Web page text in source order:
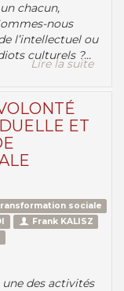
chacun,
nous
l’intellectuel ou
culturels ?...
Lire la suite
ET
sociale
Frank KALISZ
une des activités